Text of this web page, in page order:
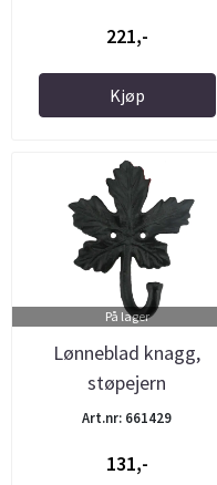
221,-
Kjøp
På lager
Lønneblad knagg,
støpejern
Art.nr: 661429
131,-